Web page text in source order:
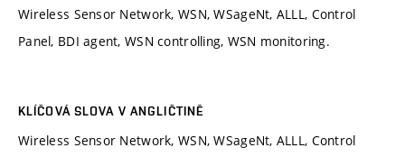
Wireless Sensor Network, WSN, WSageNt, ALLL, Control
Panel, BDI agent, WSN controlling, WSN monitoring.
KLÍČOVÁ SLOVA V ANGLIČTINĚ
Wireless Sensor Network, WSN, WSageNt, ALLL, Control